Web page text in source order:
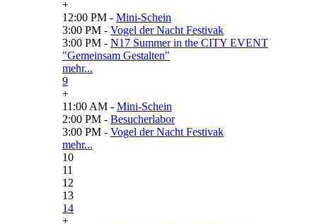
+
12:00 PM - Mini-Schein
3:00 PM - Vogel der Nacht Festivak
3:00 PM - N17 Summer in the CITY EVENT
"Gemeinsam Gestalten"
mehr...
9
+
11:00 AM - Mini-Schein
2:00 PM - Besucherlabor
3:00 PM - Vogel der Nacht Festivak
mehr...
10
11
12
13
14
+